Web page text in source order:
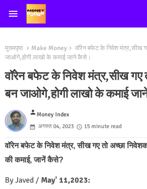
मुख्यपृष्ठ Make Money
वॉरेन बफेट के निवेश मंत्र,सीख
जाओगे,होगी लाखो के कमाई जाने कैसे।
वॉरेन बफेट के निवेश मंत्र,सीख गए
बन जाओगे,होगी लाखो के कमाई
person Money Index
अगस्त 04, 2023
15 minute read
वॉरेन बफेट के निवेश मंत्र, सीख गए तो अच्छा
की कमाई, जानें कैसे?
By Javed / May' 11,2023: